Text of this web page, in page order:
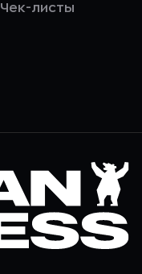
Чек-листы